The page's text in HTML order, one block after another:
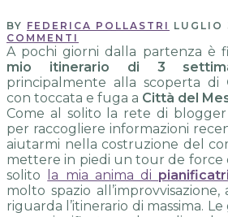
BY FEDERICA POLLASTRI LUGLIO
COMMENTI
A pochi giorni dalla partenza è
mio itinerario di 3
principalmente alla scoperta di
con toccata e fuga a Città del
Come al solito la rete di
per raccogliere informazioni
aiutarmi nella costruzione del
mettere in piedi un tour de force
solito
la mia anima di
molto spazio
riguarda l’itinerario di massima.